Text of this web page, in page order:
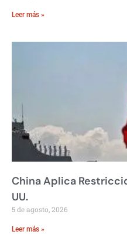
Leer más »
China Aplica
UU.
5 de agosto, 2026
Leer más »